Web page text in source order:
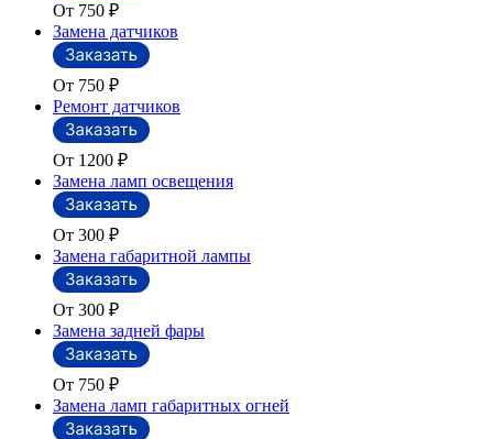
От 750 ₽
Замена датчиков
От 750 ₽
Ремонт датчиков
От 1200 ₽
Замена ламп освещения
От 300 ₽
Замена габаритной лампы
От 300 ₽
Замена задней фары
От 750 ₽
Замена ламп габаритных огней